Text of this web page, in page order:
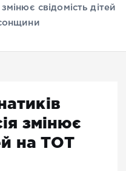
свідомість дітей
змінює
на ТОТ